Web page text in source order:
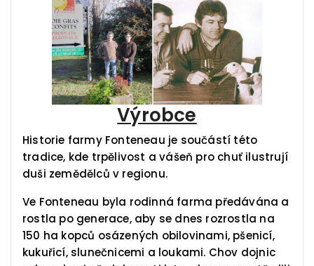
Výrobce
Historie farmy Fonteneau je součástí této
tradice, kde trpělivost a vášeň pro chuť ilustrují
duši zemědělců v regionu.
Ve Fonteneau byla rodinná farma předávána a
rostla po generace, aby se dnes rozrostla na
150 ha kopců osázených obilovinami, pšenicí,
kukuřicí, slunečnicemi a loukami. Chov dojnic